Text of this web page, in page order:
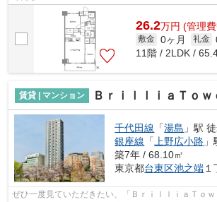
26.2万円 (管理
敷金 0ヶ月 礼金
11階 / 2LDK /
賃貸 | マンション ＢｒｉｌｌｉａＴｏｗｅｒ
千代田線 「湯島 」駅
銀座線 「 上野広小路
築7年 / 68.10㎡
東京都台東区池之端
ぜひ一度見ていただきたい、「ＢｒｉｌｌｉａＴｏ